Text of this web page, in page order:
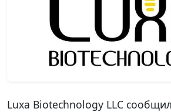
Luxa Biotechnology LLC